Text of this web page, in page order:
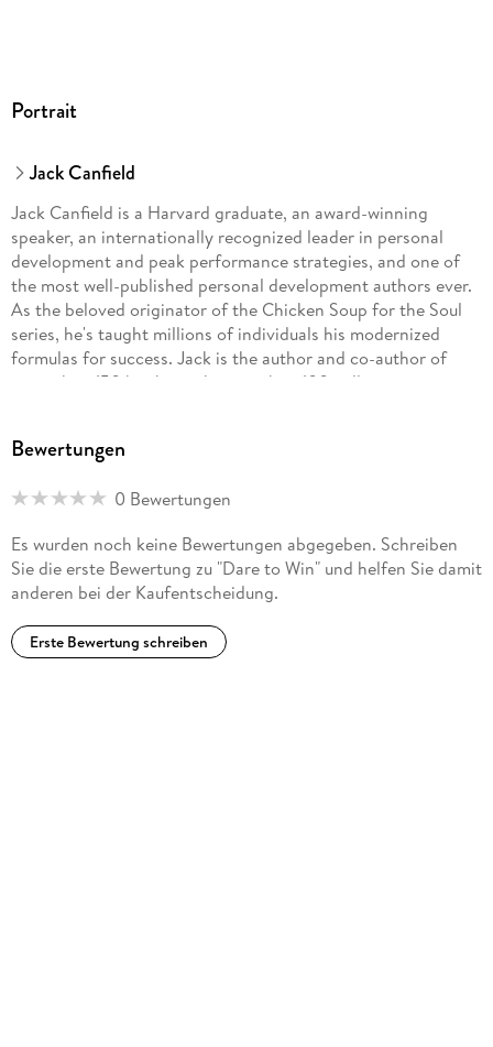
Portrait
Jack Canfield
Jack Canfield is a Harvard graduate, an award-winning
speaker, an internationally recognized leader in personal
development and peak performance strategies, and one of
the most well-published personal development authors ever.
As the beloved originator of the Chicken Soup for the Soul
series, he's taught millions of individuals his modernized
formulas for success. Jack is the author and co-author of
more than 150 books, with more than 100 million copies in
Mark Victor Hansen is the coauthor of one of the bestselling
been a public speaker for twenty-five years, entertaining and
books and popular audio programs, and is the recipient of
numerous honorary degrees and awards, including the
Horatio Alger Award.
Bewertungen
0 Bewertungen
Es wurden noch keine Bewertungen abgegeben. Schreiben
Sie die erste Bewertung zu "Dare to Win" und helfen Sie damit
anderen bei der Kaufentscheidung.
Erste Bewertung schreiben